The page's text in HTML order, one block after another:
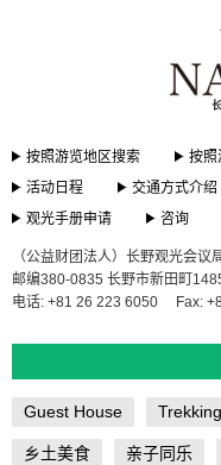
按照游览地区搜索 按照
活动日程
交通方式介绍
观光手册申请
咨询
（公益财团法人）长野观光会议
邮编380-0835 长野市新田町
电话: +81 26 223 6050
Fax:
Guest House Trekking
乡土美食 亲子同乐